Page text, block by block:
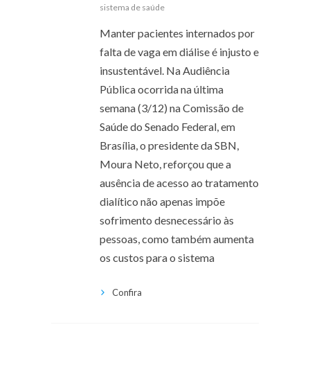
sistema de saúde
Manter pacientes internados por
falta de vaga em diálise é injusto e
insustentável. Na Audiência
Pública ocorrida na última
semana (3/12) na Comissão de
Saúde do Senado Federal, em
Brasília, o presidente da SBN,
Moura Neto, reforçou que a
ausência de acesso ao tratamento
dialítico não apenas impõe
sofrimento desnecessário às
pessoas, como também aumenta
os custos para o sistema
Confira